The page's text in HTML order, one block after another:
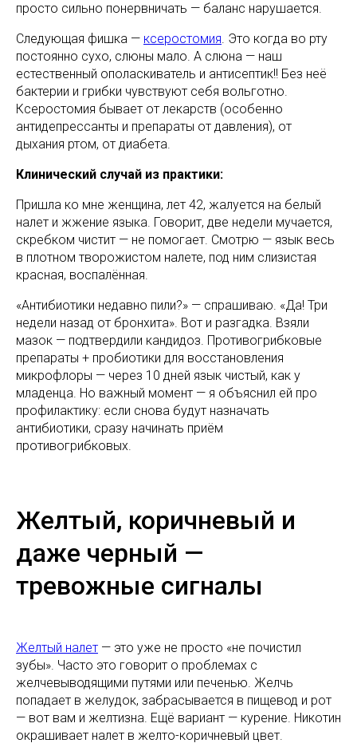
просто сильно понервничать — баланс нарушается.
Следующая фишка — ксеростомия. Это когда во рту
постоянно сухо, слюны мало. А слюна — наш
естественный ополаскиватель и антисептик!! Без неё
бактерии и грибки чувствуют себя вольготно.
Ксеростомия бывает от лекарств (особенно
антидепрессанты и препараты от давления), от
дыхания ртом, от диабета.
Клинический случай из практики:
Пришла ко мне женщина, лет 42, жалуется на белый
налет и жжение языка. Говорит, две недели мучается,
скребком чистит — не помогает. Смотрю — язык весь
в плотном творожистом налете, под ним слизистая
красная, воспалённая.
«Антибиотики недавно пили?» — спрашиваю. «Да! Три
недели назад от бронхита». Вот и разгадка. Взяли
мазок — подтвердили кандидоз. Противогрибковые
препараты + пробиотики для восстановления
микрофлоры — через 10 дней язык чистый, как у
младенца. Но важный момент — я объяснил ей про
профилактику: если снова будут назначать
антибиотики, сразу начинать приём
противогрибковых.
Желтый, коричневый и
даже черный —
тревожные сигналы
Желтый налет — это уже не просто «не почистил
зубы». Часто это говорит о проблемах с
желчевыводящими путями или печенью. Желчь
попадает в желудок, забрасывается в пищевод и рот
— вот вам и желтизна. Ещё вариант — курение. Никотин
окрашивает налет в желто-коричневый цвет.